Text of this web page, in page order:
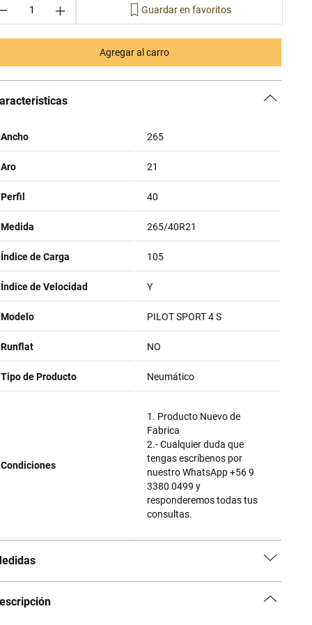
＋
Agregar al carro
Ancho 265
Aro 21
Perfil 40
Medida 265/40R21
Índice de Carga 105
Índice de Velocidad Y
Modelo PILOT SPORT 4 S
Runflat NO
Tipo de Producto Neumático
Condiciones
1. Producto Nuevo de
Fabrica
2.- Cualquier duda que
tengas escríbenos por
nuestro WhatsApp +56 9
3380 0499 y
responderemos todas tus
consultas.